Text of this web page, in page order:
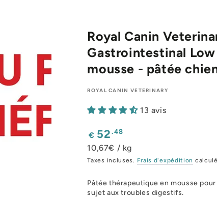
Royal Canin
Gastrointestinal Low
mousse - pâtée
ROYAL CANIN VETERINARY
13 avis
Prix
€ 52 .48
10,67€ / kg
Taxes incluses. Frais d'expédition
Pâtée thérapeutique en mousse
sujet aux troubles digestifs.